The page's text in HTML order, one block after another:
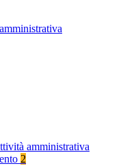
amministrativa
2